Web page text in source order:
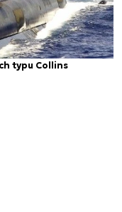
typu Collins